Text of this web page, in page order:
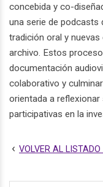
concebida y co-
una serie de podcasts
tradición oral y
archivo. Estos
documentación
colaborativo y
orientada a
participativas en la
VOLVER AL LISTADO